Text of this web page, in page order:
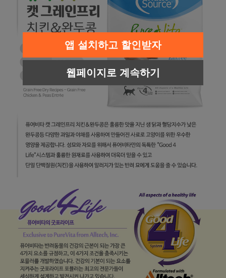
앱 설치하고 할인받자
웹페이지로 계속하기